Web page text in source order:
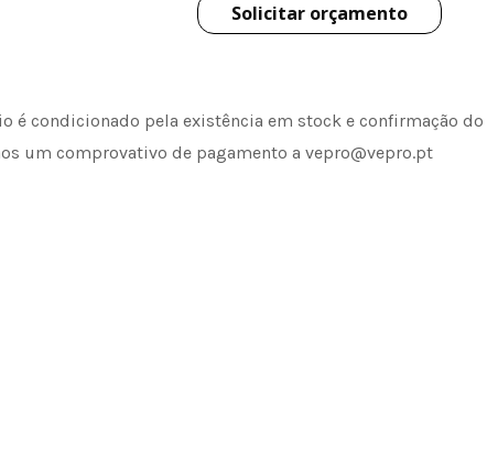
Solicitar orçamento
é condicionado pela existência em stock e confirmação
um comprovativo de pagamento a vepro@vepro.pt